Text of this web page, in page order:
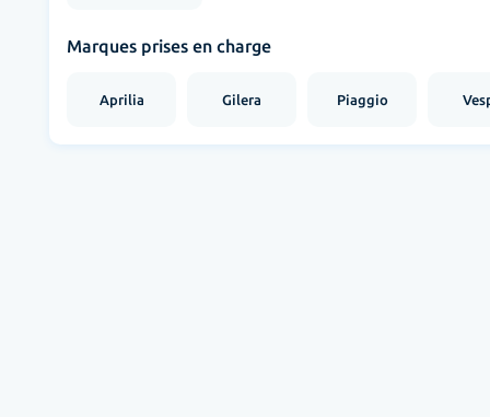
Marques prises en charge
Aprilia Gilera Piaggio